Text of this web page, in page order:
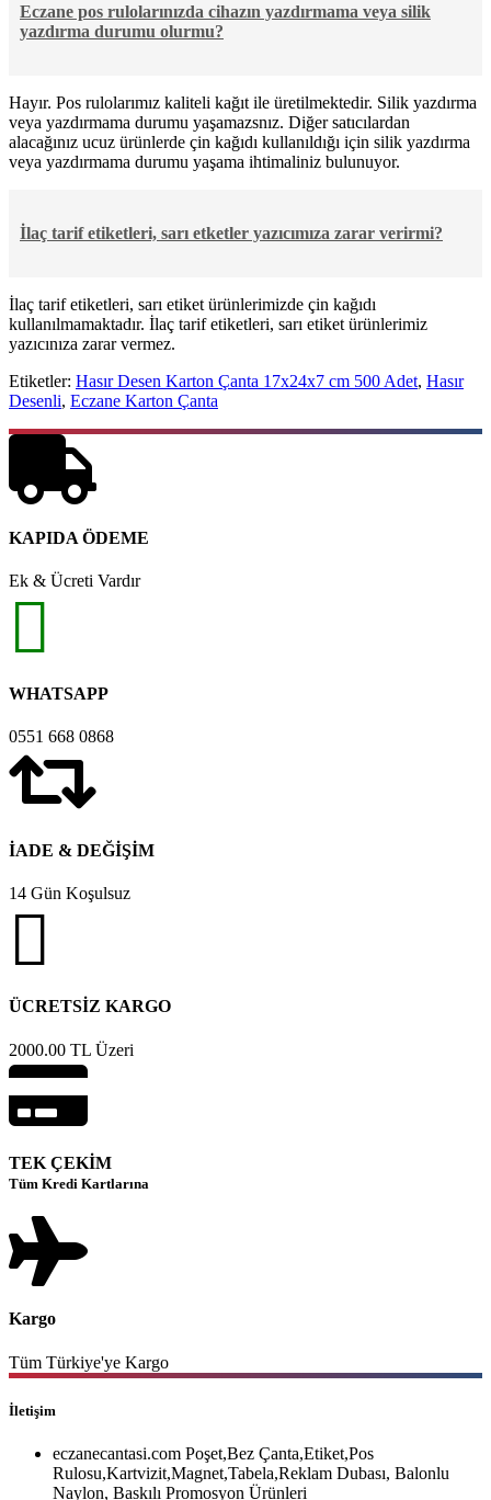
Eczane pos rulolarınızda cihazın yazdırmama veya silik
yazdırma durumu olurmu?
Hayır. Pos rulolarımız kaliteli kağıt ile üretilmektedir. Silik yazdırma
veya yazdırmama durumu yaşamazsnız. Diğer satıcılardan
alacağınız ucuz ürünlerde çin kağıdı kullanıldığı için silik yazdırma
veya yazdırmama durumu yaşama ihtimaliniz bulunuyor.
İlaç tarif etiketleri, sarı etketler yazıcımıza zarar verirmi?
İlaç tarif etiketleri, sarı etiket ürünlerimizde çin kağıdı
kullanılmamaktadır. İlaç tarif etiketleri, sarı etiket ürünlerimiz
yazıcınıza zarar vermez.
Etiketler: Hasır Desen Karton Çanta 17x24x7 cm 500 Adet, Hasır
Desenli, Eczane Karton Çanta
KAPIDA ÖDEME
Ek & Ücreti Vardır
WHATSAPP
0551 668 0868
İADE & DEĞİŞİM
14 Gün Koşulsuz
ÜCRETSİZ KARGO
2000.00 TL Üzeri
TEK ÇEKİM
Tüm Kredi Kartlarına
Kargo
Tüm Türkiye'ye Kargo
İletişim
eczanecantasi.com Poşet,Bez Çanta,Etiket,Pos
Rulosu,Kartvizit,Magnet,Tabela,Reklam Dubası, Balonlu
Naylon, Baskılı Promosyon Ürünleri